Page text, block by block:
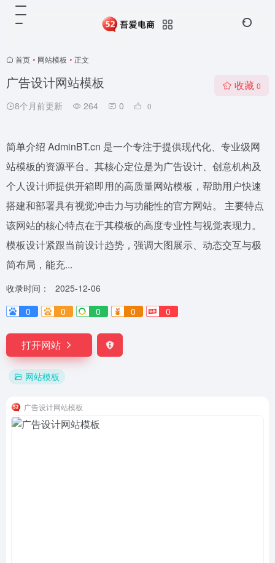
首页 • 网站模板 • 正文
广告设计网站模板
8个月前更新 264 0 0
收藏 0
简单介绍 AdminBT.cn 是一个专注于提供现代化、专业级网
站模板的资源平台。其核心定位是为广告设计、创意机构及
个人设计师提供开箱即用的高质量网站模板，帮助用户快速
搭建和部署具有视觉冲击力与功能性的官方网站。 主要特点
该网站的核心特点在于其模板的高度专业性与视觉表现力。
模板设计紧跟当前设计趋势，强调大图展示、动态交互与极
简布局，能充...
收录时间：
2025-12-06
0
0 0 0 0
打开网站
网站模板
广告设计网站模板